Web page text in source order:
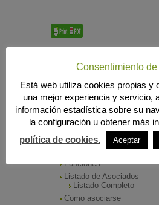
MENÚ PRINCIPAL
INICIO
ANIERAC
Presentación
Funciones
Listado de Asociados
Listado Completo
Como asociarse
Consentimiento
Está web utiliza cookies propias y
una mejor experiencia y servicio,
información estadística sobre su
la configuración u obtener más
política de cookies.
Aceptar